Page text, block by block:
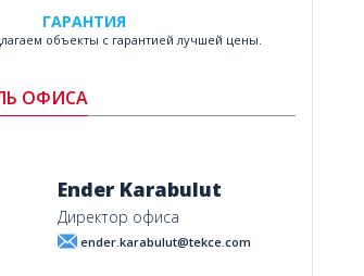
ГАРАНТИЯ
объекты с гарантией лучшей цены.
ОФИСА
Ender Karabulut
Директор офиса
ender.karabulut@tekce.com